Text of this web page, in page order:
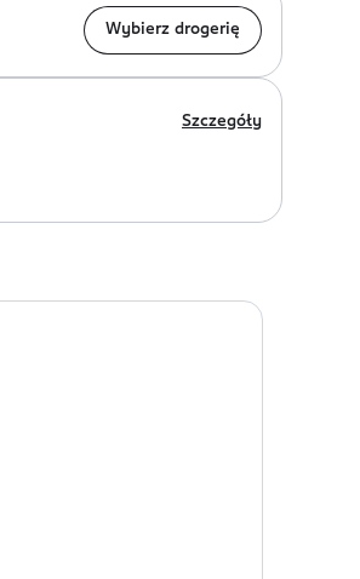
Wybierz drogerię
Szczegóły